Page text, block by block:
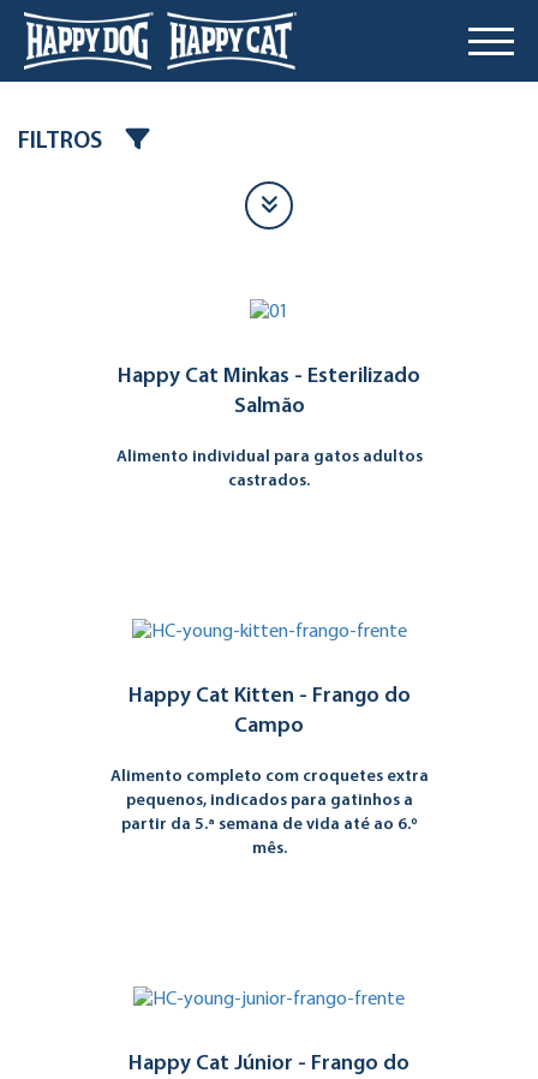
FILTROS
Happy Cat Minkas - Esterilizado
Salmão
Alimento individual para gatos adultos
castrados.
Happy Cat Kitten - Frango do
Campo
Alimento completo com croquetes extra
pequenos, indicados para gatinhos a
partir da 5.ª semana de vida até ao 6.º
mês.
Happy Cat Júnior - Frango do